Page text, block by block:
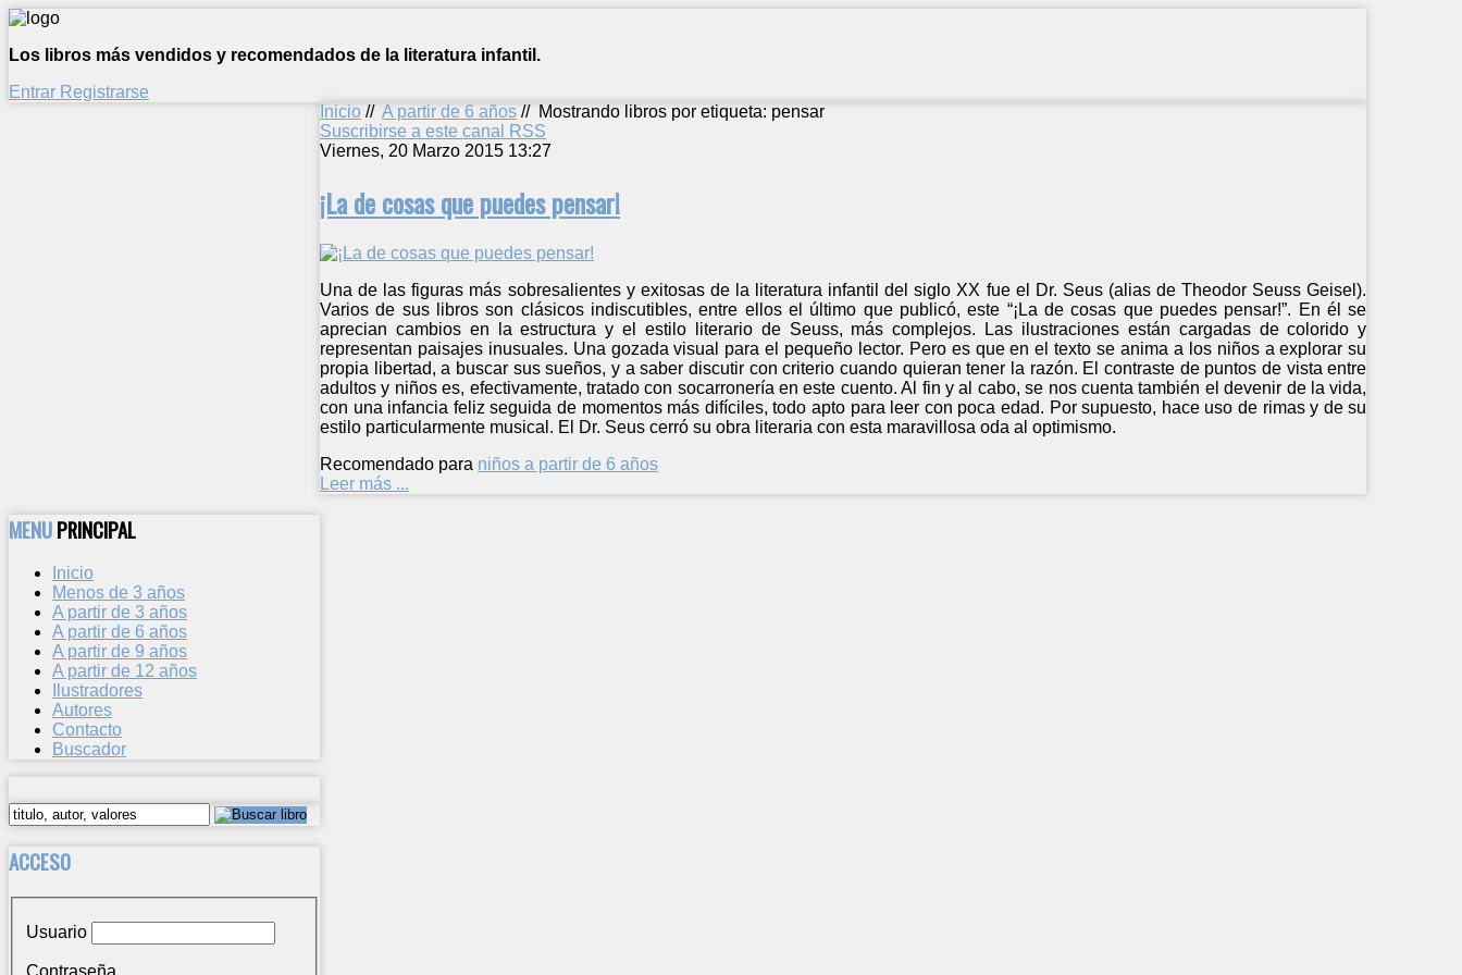
Los libros más vendidos y recomendados de la literatura infantil.
Entrar Registrarse
Inicio // A partir de 6 años // Mostrando libros por etiqueta: pensar
Suscribirse a este canal RSS
Viernes, 20 Marzo 2015 13:27
¡La de cosas que puedes pensar!
Una de las figuras más sobresalientes y exitosas de la literatura infantil del siglo XX fue el Dr. Seus (alias de Theodor Seuss Geisel).
Varios de sus libros son clásicos indiscutibles, entre ellos el último que publicó, este “¡La de cosas que puedes pensar!”. En él se
aprecian cambios en la estructura y el estilo literario de Seuss, más complejos. Las ilustraciones están cargadas de colorido y
representan paisajes inusuales. Una gozada visual para el pequeño lector. Pero es que en el texto se anima a los niños a explorar su
propia libertad, a buscar sus sueños, y a saber discutir con criterio cuando quieran tener la razón. El contraste de puntos de vista entre
adultos y niños es, efectivamente, tratado con socarronería en este cuento. Al fin y al cabo, se nos cuenta también el devenir de la vida,
con una infancia feliz seguida de momentos más difíciles, todo apto para leer con poca edad. Por supuesto, hace uso de rimas y de su
estilo particularmente musical. El Dr. Seus cerró su obra literaria con esta maravillosa oda al optimismo.
Recomendado para niños a partir de 6 años
Leer más ...
MENUPRINCIPAL
Inicio
Menos de 3 años
A partir de 3 años
A partir de 6 años
A partir de 9 años
A partir de 12 años
Ilustradores
Autores
Contacto
Buscador
ACCESO
Usuario